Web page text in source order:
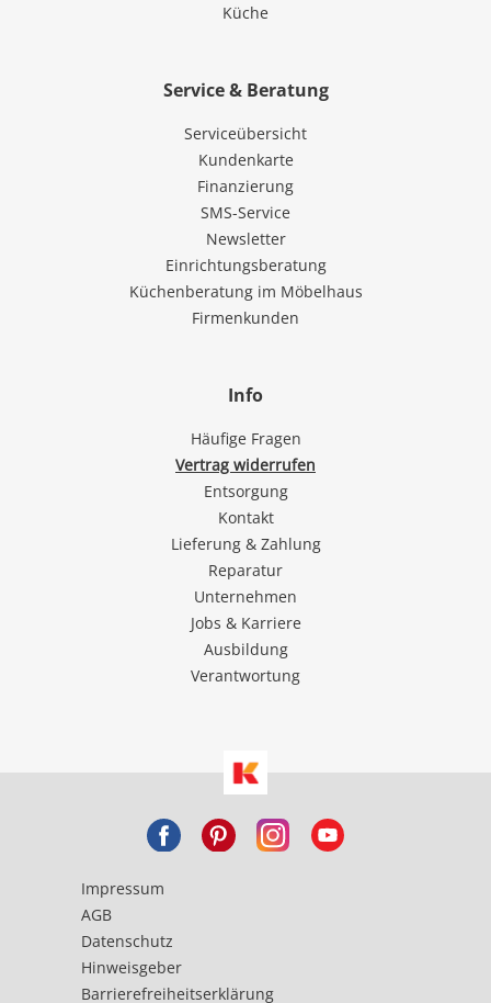
Küche
Service & Beratung
Serviceübersicht
Kundenkarte
Finanzierung
SMS-Service
Newsletter
Einrichtungsberatung
Küchenberatung im Möbelhaus
Firmenkunden
Info
Häufige Fragen
Vertrag widerrufen
Entsorgung
Kontakt
Lieferung & Zahlung
Reparatur
Unternehmen
Jobs & Karriere
Ausbildung
Verantwortung
Impressum
AGB
Datenschutz
Hinweisgeber
Barrierefreiheitserklärung